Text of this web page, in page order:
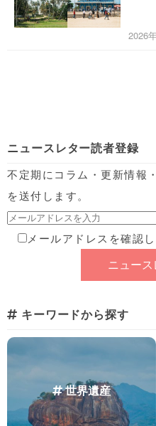
2026
ニュースレター読者登録
不定期にコラム・更新情報
を送付します。
メールアドレスを確認
キーワードから探す
世界遺産